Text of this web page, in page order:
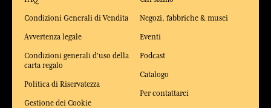
Condizioni Generali di Vendita
Avvertenza legale
Condizioni generali d'uso della
carta regalo
Politica di Riservatezza
Gestione dei Cookie
Negozi, fabbriche & musei
Eventi
Podcast
Catalogo
Per contattarci